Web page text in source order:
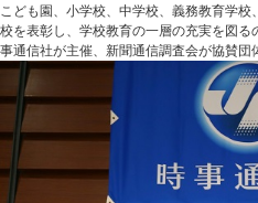
こども園、小学校、中学校、義務教育学
校を表彰し、学校教育の一層の充実を図
事通信社が主催、新聞通信調査会が協賛団